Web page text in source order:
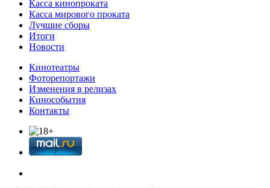
Касса кинопроката
Касса мирового проката
Лучшие сборы
Итоги
Новости
Кинотеатры
Фоторепортажи
Изменения в релизах
Кинособытия
Контакты